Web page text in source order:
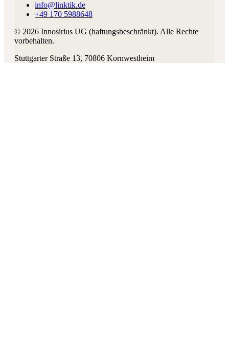
info@linktik.de
+49 170 5988648
© 2026 Innosirius UG (haftungsbeschränkt). Alle Rechte
vorbehalten.
Stuttgarter Straße 13, 70806 Kornwestheim